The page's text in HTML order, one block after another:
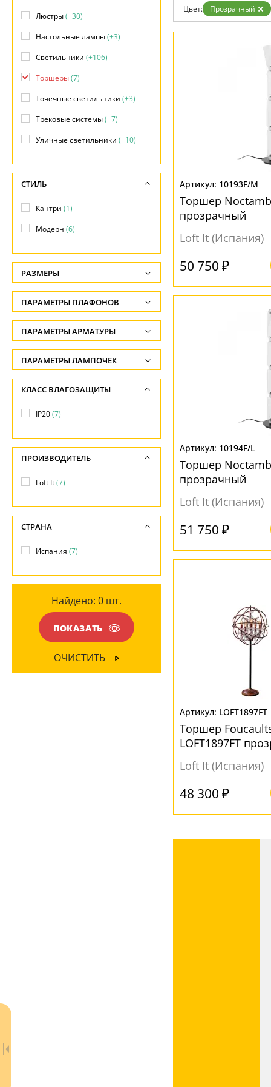
Возврат
Отзывы
Дизайнерам
Бренды
Контакты
Прованс
Современный
Хай тек
Цвет: Прозрачный
10193F/M
Торшер
прозрачный
Loft It (Испания)
50 750 ₽
10194F/L
Торшер
прозрачный
Loft It (Испания)
51 750 ₽
LOFT1897FT
Торшер
LOFT1897FT
Loft It (Испания)
48 300 ₽
Люстры(+30)
Настольные лампы(+3)
Светильники (+106)
Торшеры(7)
Точечные светильники (+3)
Трековые системы(+7)
Уличные светильники (+10)
СТИЛЬ
Кантри (1)
Модерн (6)
РАЗМЕРЫ
Высота, см
-
Диаметр, см
-
ПАРАМЕТРЫ ПЛАФОНОВ
ФОРМА ПЛАФОНА
Цилиндр(6)
ПОВЕРХНОСТЬ
Матовый
НАПРАВЛЕНИЕ
Вверх(7)
Вниз(6)
Металл(1)
(6)
ЦВЕТ ПЛАФОНОВ
ПАРАМЕТРЫ АРМАТУРЫ
ЦВЕТ АРМАТУРЫ
Коричневый(1)
МАТЕРИАЛ
Металл
ПОВЕРХНОСТЬ
ПАРАМЕТРЫ ЛАМПОЧЕК
Количество ламп
-
Общая мощность ламп
-
Напряжение
КЛАСС ВЛАГОЗАЩИТЫ
IP20(7)
ПРОИЗВОДИТЕЛЬ
Loft It(7)
СТРАНА
Испания (7)
Найдено: 0 шт.
ПОКАЗАТЬ
ОЧИСТИТЬ